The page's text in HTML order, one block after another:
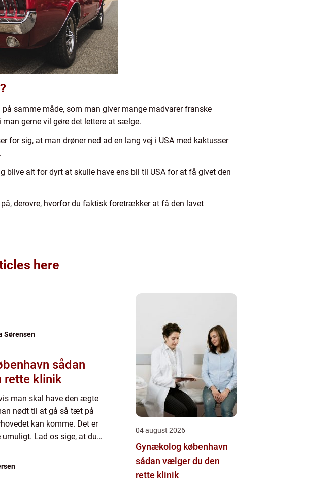
samme måde, som man giver mange madvarer franske
man gerne vil gøre det lettere at sælge.
for sig, at man drøner ned ad en lang vej i USA med kaktusser
blive alt for dyrt at skulle have ens bil til USA for at få givet den
derovre, hvorfor du faktisk foretrækker at få den lavet
here
Sørensen
sådan
rette klinik
man skal have den ægte
nødt til at gå så tæt på
kan komme. Det er
Lad os sige, at du
04 august 2026
Gynækolog københavn
sådan vælger du den
rette klinik